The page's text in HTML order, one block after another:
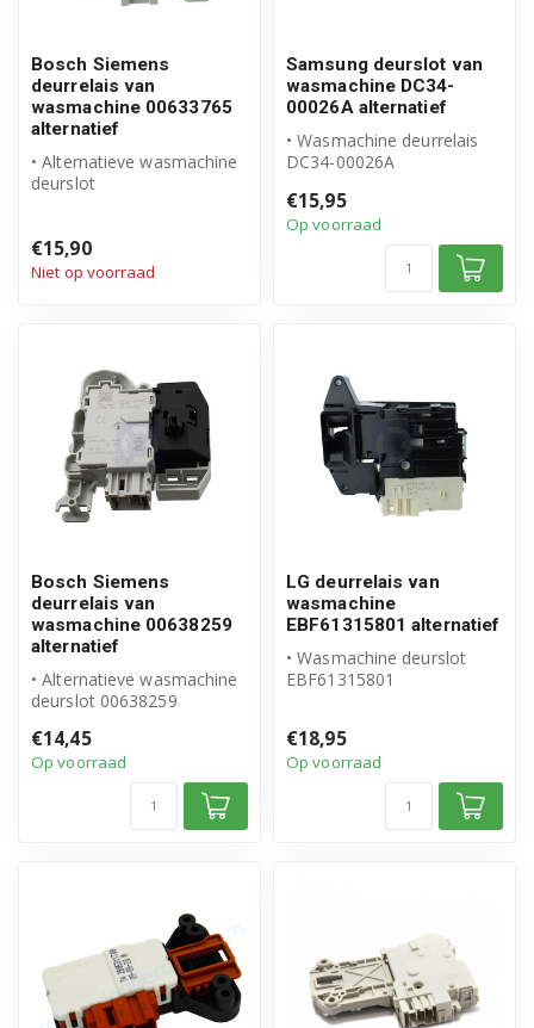
Bosch Siemens
deurrelais van
wasmachine 00633765
alternatief
• Alternatieve wasmachine
deurslot
• Alternatief...
€15,90
Niet op voorraad
Samsung deurslot van
wasmachine DC34-
00026A alternatief
• Wasmachine deurrelais
DC34-00026A
• Hoogwaardig alt...
€15,95
Op voorraad
Bosch Siemens
deurrelais van
wasmachine 00638259
alternatief
• Alternatieve wasmachine
deurslot 00638259
Siemens
• Ho...
€14,45
Op voorraad
LG deurrelais van
wasmachine
EBF61315801 alternatief
• Wasmachine deurslot
EBF61315801
€18,95
Op voorraad